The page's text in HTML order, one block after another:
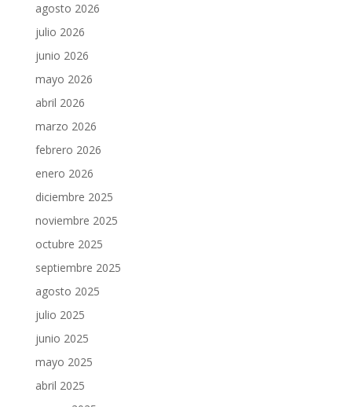
agosto 2026
julio 2026
junio 2026
mayo 2026
abril 2026
marzo 2026
febrero 2026
enero 2026
diciembre 2025
noviembre 2025
octubre 2025
septiembre 2025
agosto 2025
julio 2025
junio 2025
mayo 2025
abril 2025